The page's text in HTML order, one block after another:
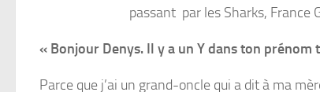
passant par les Sharks, France
« Bonjour Denys. Il y a un Y dans ton
Parce que j’ai un grand-oncle qui a dit à ma